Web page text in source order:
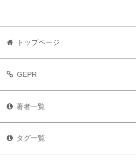
トップページ
GEPR
著者一覧
タグ一覧